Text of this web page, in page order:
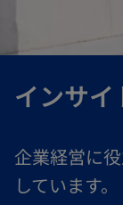
インサイ
企業経営に
しています